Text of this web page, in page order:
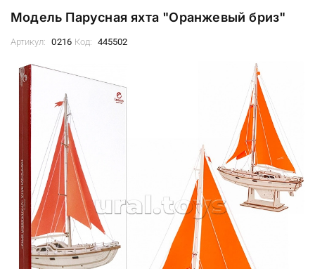
Модель Парусная яхта "Оранжевый бриз"
Артикул: 0216 Код: 445502